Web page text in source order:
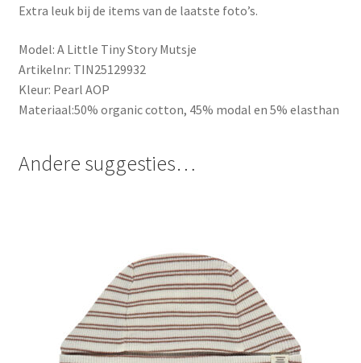
Extra leuk bij de items van de laatste foto’s.
Model: A Little Tiny Story Mutsje
Artikelnr: TIN25129932
Kleur: Pearl AOP
Materiaal:50% organic cotton, 45% modal en 5% elasthan
Andere suggesties…